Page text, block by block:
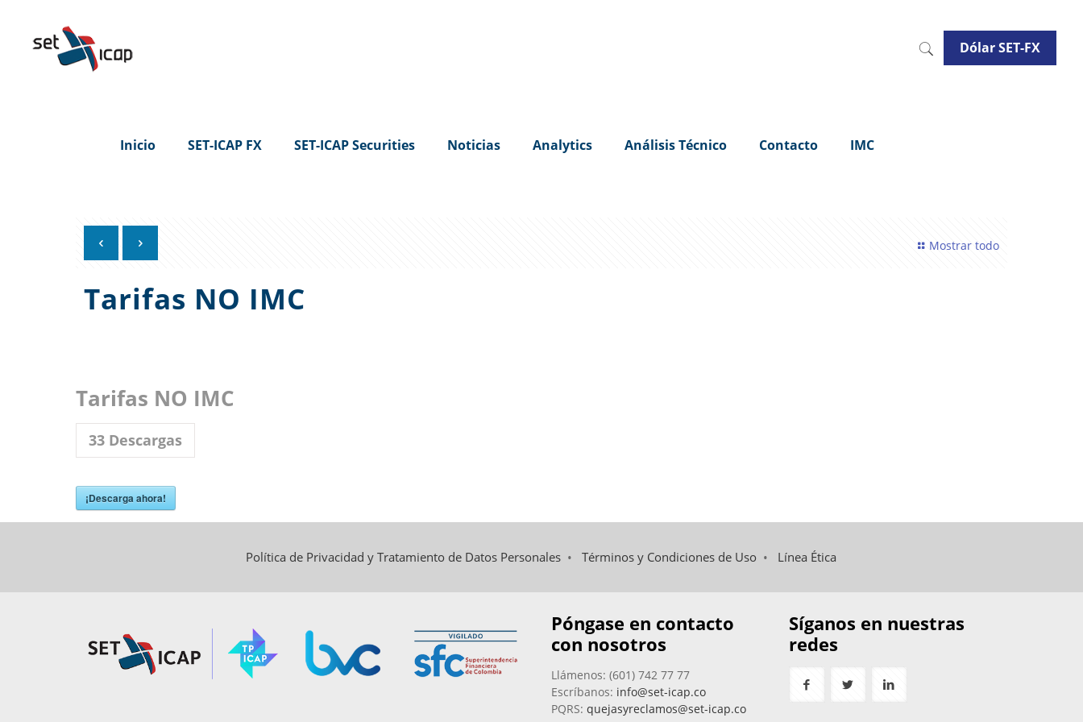
Inicio SET-ICAP FX SET-ICAP Securities Noticias Analytics Análisis Técnico Contacto IMC
Dólar SET-FX
Mostrar todo
Tarifas NO IMC
Tarifas NO IMC
33Descargas
¡Descarga ahora!
Política de Privacidad y Tratamiento de Datos Personales •Términos y Condiciones de Uso • Línea Ética
Póngase en contacto
con nosotros
Llámenos: (601) 742 77 77
Escríbanos: info@set-icap.co
PQRS: quejasyreclamos@set-icap.co
Síganos en nuestras
redes